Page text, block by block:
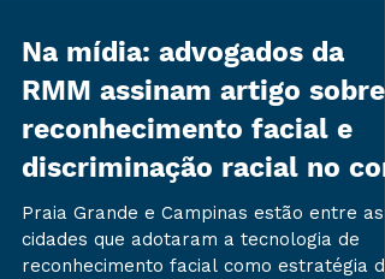
Na mídia: advogados da
RMM assinam artigo sobre
reconhecimento facial e
discriminação racial no
Praia Grande e Campinas estão entre as